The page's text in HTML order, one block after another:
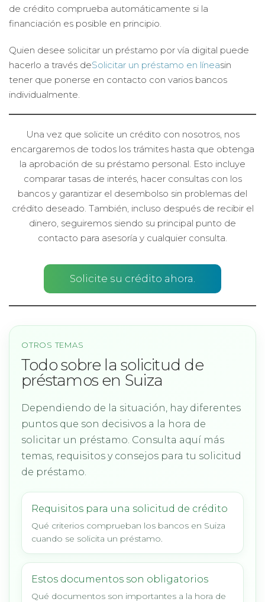
de crédito comprueba automáticamente si la
financiación es posible en principio.
Quien desee solicitar un préstamo por vía digital puede
hacerlo a través deSolicitar un préstamo en líneasin
tener que ponerse en contacto con varios bancos
individualmente.
Una vez que solicite un crédito con nosotros, nos
encargaremos de todos los trámites hasta que obtenga
la aprobación de su préstamo personal. Esto incluye
comparar tasas de interés, hacer consultas con los
bancos y garantizar el desembolso sin problemas del
crédito deseado. También, incluso después de recibir el
dinero, seguiremos siendo su principal punto de
contacto para asesoría y cualquier consulta.
Solicite su crédito ahora.
OTROS TEMAS
Todo sobre la solicitud de
préstamos en Suiza
Dependiendo de la situación, hay diferentes
puntos que son decisivos a la hora de
solicitar un préstamo. Consulta aquí más
temas, requisitos y consejos para tu solicitud
de préstamo.
Requisitos para una solicitud de crédito
Qué criterios comprueban los bancos en Suiza
cuando se solicita un préstamo.
Estos documentos son obligatorios
Qué documentos son importantes a la hora de